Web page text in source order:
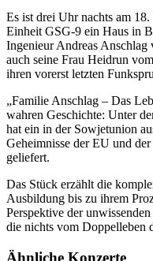
Es ist drei Uhr nachts am
Einheit GSG-9 ein Haus in
Ingenieur Andreas
auch seine Frau Heidrun
ihren vorerst letzten
„Familie Anschlag – Das
wahren Geschichte: Unter
hat ein in der Sowjetunion
Geheimnisse der EU und
geliefert.
Das Stück erzählt die
Ausbildung bis zu ihrem
Perspektive der
die nichts vom Doppelleben
Ähnliche Konzerte